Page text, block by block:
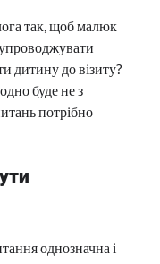
так, щоб малюк
дитину до візиту?
буде не з
потрібно
однозначна і